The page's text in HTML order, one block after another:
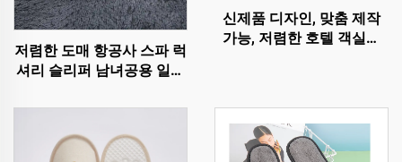
저렴한 도매 항공사 스파 럭
셔리 슬리퍼 남녀공용 일회
실용 슬리퍼
신제품 디자인, 맞춤 제작
가능, 저렴한 호텔 객실용